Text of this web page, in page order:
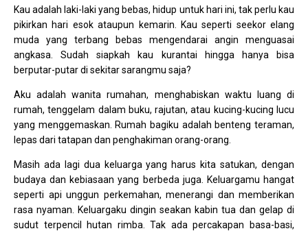
Kau adalah laki-laki yang bebas, hidup untuk hari ini, tak perlu kau
pikirkan hari esok ataupun kemarin. Kau seperti seekor elang
muda yang terbang bebas mengendarai angin menguasai
angkasa. Sudah siapkah kau kurantai hingga hanya bisa
berputar-putar di sekitar sarangmu saja?
Aku adalah wanita rumahan, menghabiskan waktu luang di
rumah, tenggelam dalam buku, rajutan, atau kucing-kucing lucu
yang menggemaskan. Rumah bagiku adalah benteng teraman,
lepas dari tatapan dan penghakiman orang-orang.
Masih ada lagi dua keluarga yang harus kita satukan, dengan
budaya dan kebiasaan yang berbeda juga. Keluargamu hangat
seperti api unggun perkemahan, menerangi dan memberikan
rasa nyaman. Keluargaku dingin seakan kabin tua dan gelap di
sudut terpencil hutan rimba. Tak ada percakapan basa-basi,